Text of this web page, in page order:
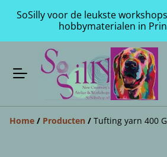
SoSilly voor de leukste
hobbymaterialen in
Home / Producten / Tufting yarn 400